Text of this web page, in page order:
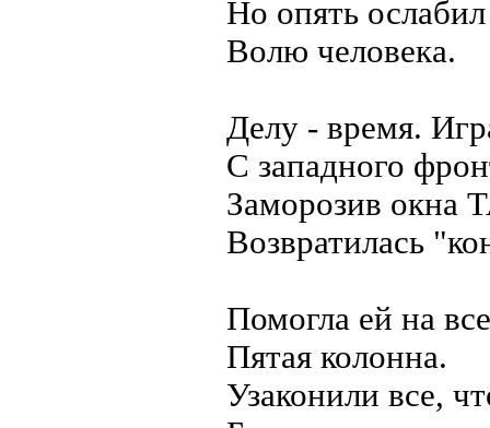
Но опять
Волю человека.
Делу - время.
С западного
Заморозив окна
Возвратилась
Помогла ей на
Пятая колонна.
Узаконили все,